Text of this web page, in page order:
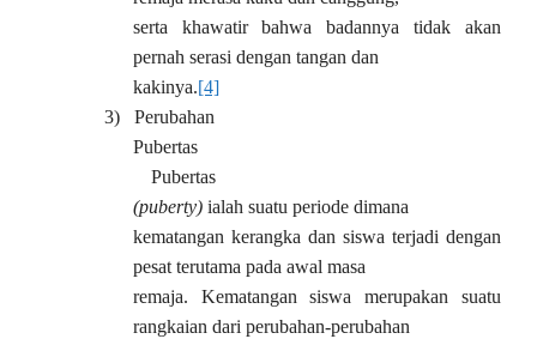
serta khawatir bahwa badannya tidak akan
pernah serasi dengan tangan dan
kakinya.[4]
3)
Perubahan
Pubertas
Pubertas
(puberty)ialah suatu periode dimana
kematangan kerangka dan siswa terjadi dengan
pesat terutama pada awal masa
remaja. Kematangan siswa merupakan suatu
rangkaian dari perubahan-perubahan